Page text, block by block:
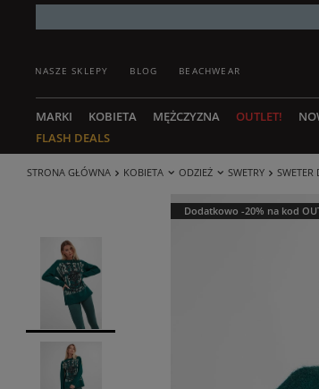
NASZE SKLEPY BLOG BEACHWEAR
MARKI KOBIETA MĘŻCZYZNA OUTLET!
FLASH DEALS
STRONA GŁÓWNA KOBIETA ODZIEŻ SWETRY
Dodatkowo -20% na kod